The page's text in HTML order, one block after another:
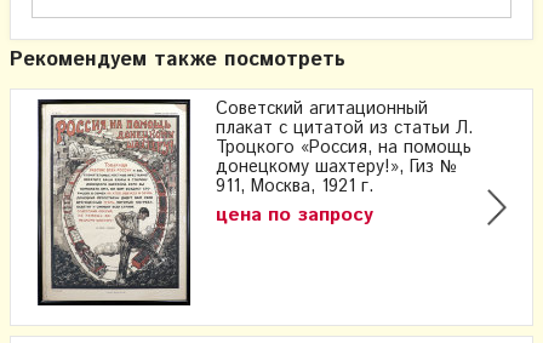
Рекомендуем также посмотреть
Советский агитационный
плакат с цитатой из статьи Л.
Троцкого «Россия, на помощь
донецкому шахтеру!», Гиз №
911, Москва, 1921 г.
цена по запросу